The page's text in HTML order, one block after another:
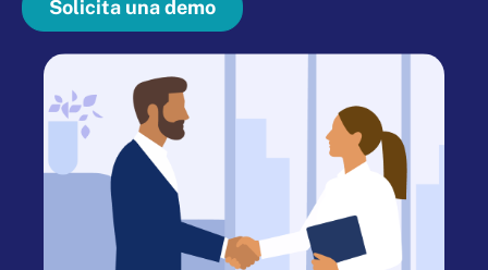
Solicita una demo